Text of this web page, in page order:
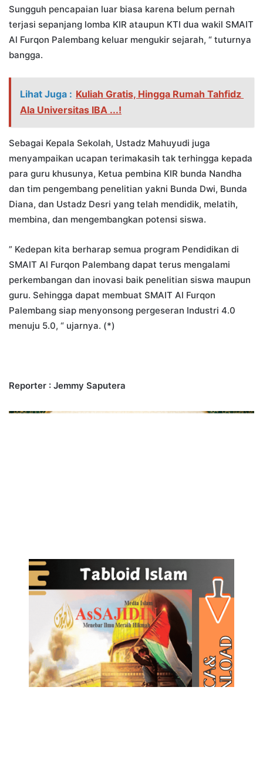
Sungguh pencapaian luar biasa karena belum pernah
terjasi sepanjang lomba KIR ataupun KTI dua wakil SMAIT
Al Furqon Palembang keluar mengukir sejarah, “ tuturnya
bangga.
Lihat Juga : Kuliah Gratis, Hingga Rumah Tahfidz
Ala Universitas IBA ...!
Sebagai Kepala Sekolah, Ustadz Mahuyudi juga
menyampaikan ucapan terimakasih tak terhingga kepada
para guru khusunya, Ketua pembina KIR bunda Nandha
dan tim pengembang penelitian yakni Bunda Dwi, Bunda
Diana, dan Ustadz Desri yang telah mendidik, melatih,
membina, dan mengembangkan potensi siswa.
” Kedepan kita berharap semua program Pendidikan di
SMAIT Al Furqon Palembang dapat terus mengalami
perkembangan dan inovasi baik penelitian siswa maupun
guru. Sehingga dapat membuat SMAIT Al Furqon
Palembang siap menyonsong pergeseran Industri 4.0
menuju 5.0, “ ujarnya. (*)
Reporter : Jemmy Saputera